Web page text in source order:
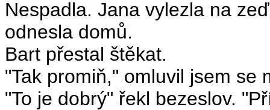
Nespadla. Jana vylezla na
odnesla domů.
Bart přestal štěkat.
"Tak promiň," omluvil jsem se
"To je dobrý" řekl bezeslov.